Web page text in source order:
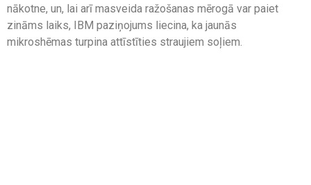
nākotne, un, lai arī masveida ražošanas mērogā var paiet
zināms laiks, IBM paziņojums liecina, ka jaunās
mikroshēmas turpina attīstīties straujiem soļiem.